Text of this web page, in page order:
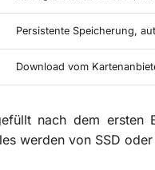
Persistente Speicherung,
Download vom
nach dem ersten
werden von SSD